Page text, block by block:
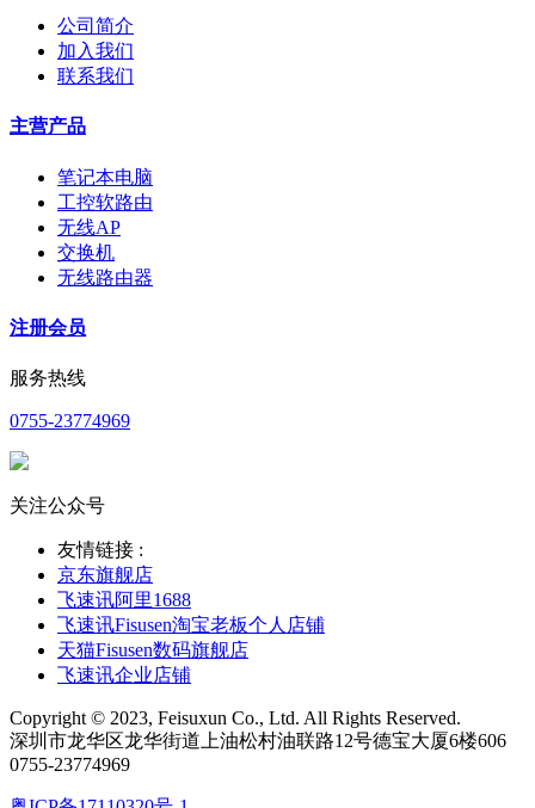
公司简介
加入我们
联系我们
主营产品
笔记本电脑
工控软路由
无线AP
交换机
无线路由器
注册会员
服务热线
0755-23774969
关注公众号
友情链接 :
京东旗舰店
飞速讯阿里1688
飞速讯Fisusen淘宝老板个人店铺
天猫Fisusen数码旗舰店
飞速讯企业店铺
Copyright © 2023, Feisuxun Co., Ltd. All Rights Reserved.
深圳市龙华区龙华街道上油松村油联路12号德宝大厦6楼606
0755-23774969